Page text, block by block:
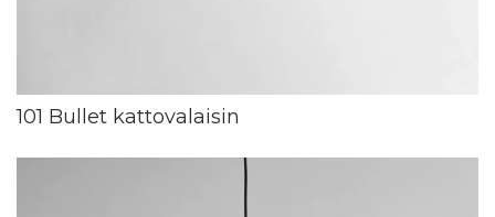
101 Bullet kattovalaisin